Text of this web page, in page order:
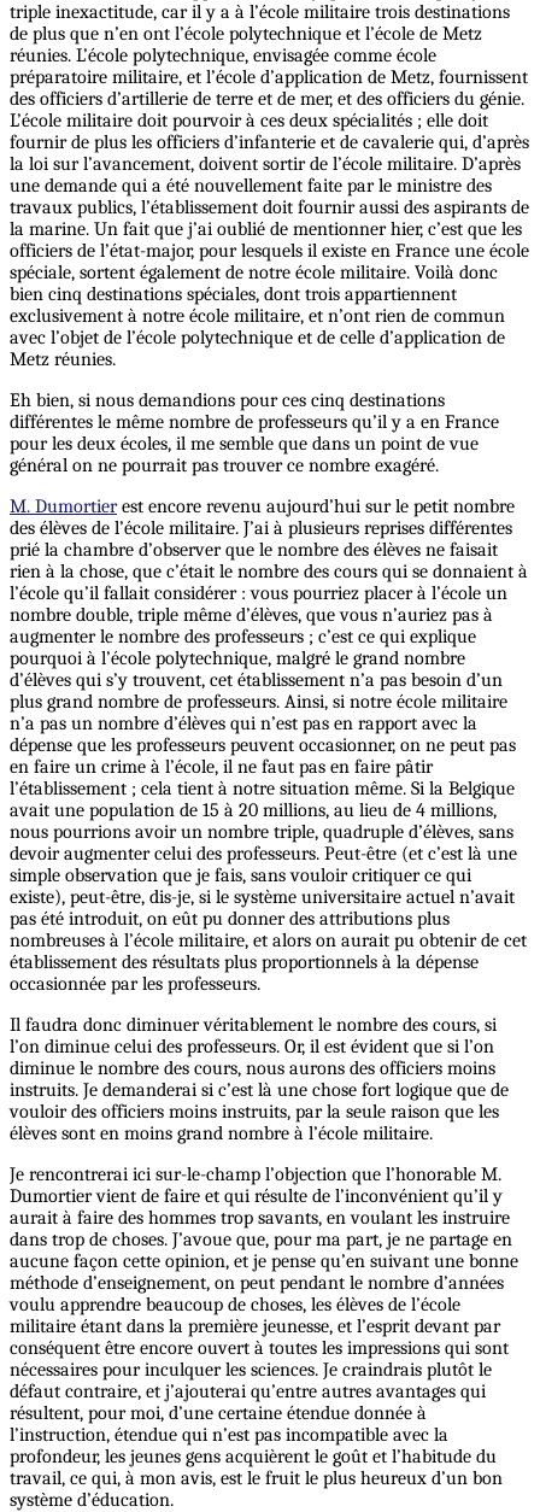
triple inexactitude, car il y a à l’école militaire trois destinations
de plus que n’en ont l’école polytechnique et l’école de Metz
réunies. L’école polytechnique, envisagée comme école
préparatoire militaire, et l’école d’application de Metz, fournissent
des officiers d’artillerie de terre et de mer, et des officiers du génie.
L’école militaire doit pourvoir à ces deux spécialités ; elle doit
fournir de plus les officiers d’infanterie et de cavalerie qui, d’après
la loi sur l’avancement, doivent sortir de l’école militaire. D’après
une demande qui a été nouvellement faite par le ministre des
travaux publics, l’établissement doit fournir aussi des aspirants de
la marine. Un fait que j’ai oublié de mentionner hier, c’est que les
officiers de l’état-major, pour lesquels il existe en France une école
spéciale, sortent également de notre école militaire. Voilà donc
bien cinq destinations spéciales, dont trois appartiennent
exclusivement à notre école militaire, et n’ont rien de commun
avec l’objet de l’école polytechnique et de celle d’application de
Metz réunies.
Eh bien, si nous demandions pour ces cinq destinations
différentes le même nombre de professeurs qu’il y a en France
pour les deux écoles, il me semble que dans un point de vue
général on ne pourrait pas trouver ce nombre exagéré.
M. Dumortierest encore revenu aujourd’hui sur le petit nombre
des élèves de l’école militaire. J’ai à plusieurs reprises différentes
prié la chambre d’observer que le nombre des élèves ne faisait
rien à la chose, que c’était le nombre des cours qui se donnaient à
l’école qu’il fallait considérer : vous pourriez placer à l’école un
nombre double, triple même d’élèves, que vous n’auriez pas à
augmenter le nombre des professeurs ; c’est ce qui explique
pourquoi à l’école polytechnique, malgré le grand nombre
d’élèves qui s’y trouvent, cet établissement n’a pas besoin d’un
plus grand nombre de professeurs. Ainsi, si notre école militaire
n’a pas un nombre d’élèves qui n’est pas en rapport avec la
dépense que les professeurs peuvent occasionner, on ne peut pas
en faire un crime à l’école, il ne faut pas en faire pâtir
l’établissement ; cela tient à notre situation même. Si la Belgique
avait une population de 15 à 20 millions, au lieu de 4 millions,
nous pourrions avoir un nombre triple, quadruple d’élèves, sans
devoir augmenter celui des professeurs. Peut-être (et c’est là une
simple observation que je fais, sans vouloir critiquer ce qui
existe), peut-être, dis-je, si le système universitaire actuel n’avait
pas été introduit, on eût pu donner des attributions plus
nombreuses à l’école militaire, et alors on aurait pu obtenir de cet
établissement des résultats plus proportionnels à la dépense
occasionnée par les professeurs.
Il faudra donc diminuer véritablement le nombre des cours, si
l’on diminue celui des professeurs. Or, il est évident que si l’on
diminue le nombre des cours, nous aurons des officiers moins
instruits. Je demanderai si c’est là une chose fort logique que de
vouloir des officiers moins instruits, par la seule raison que les
élèves sont en moins grand nombre à l’école militaire.
Je rencontrerai ici sur-le-champ l’objection que l’honorable M.
Dumortier vient de faire et qui résulte de l’inconvénient qu’il y
aurait à faire des hommes trop savants, en voulant les instruire
dans trop de choses. J’avoue que, pour ma part, je ne partage en
aucune façon cette opinion, et je pense qu’en suivant une bonne
méthode d’enseignement, on peut pendant le nombre d’années
voulu apprendre beaucoup de choses, les élèves de l’école
militaire étant dans la première jeunesse, et l’esprit devant par
conséquent être encore ouvert à toutes les impressions qui sont
nécessaires pour inculquer les sciences. Je craindrais plutôt le
défaut contraire, et j’ajouterai qu’entre autres avantages qui
résultent, pour moi, d’une certaine étendue donnée à
l’instruction, étendue qui n’est pas incompatible avec la
profondeur, les jeunes gens acquièrent le goût et l’habitude du
travail, ce qui, à mon avis, est le fruit le plus heureux d’un bon
système d’éducation.